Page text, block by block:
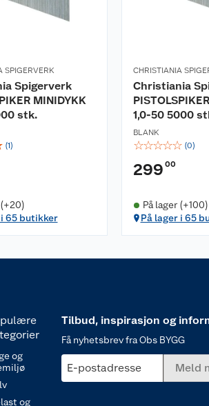
SPIGERVERK
Spigerverk
MINIDYKK
stk.
(1)
i 65 butikker
CHRISTIANIA
Christiania
1,0-50 5000
BLANK
☆☆☆☆☆ (0)
299 00
På lager (+100)
På lager i 65
og
og
Tilbud, inspirasjon og
Få nyhetsbrev fra Obs BYGG
E-postadresse Meld